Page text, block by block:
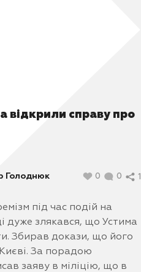
відкрили справу про
Голоднюк 0 0 1
під час подій на
дуже злякався, що Устима
Збирав докази, що його
За порадою
заяву в міліцію, що в